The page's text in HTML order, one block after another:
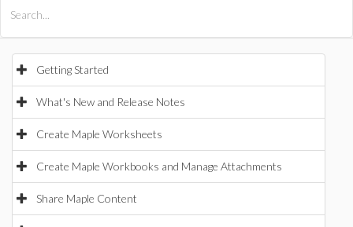
Getting Started
What's New and Release Notes
Create Maple Worksheets
Create Maple Workbooks and Manage Attachments
Share Maple Content